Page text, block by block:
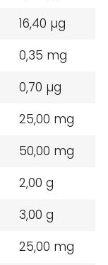
16,40 µg
0,35 mg
0,70 µg
25,00 mg
50,00 mg
2,00 g
3,00 g
25,00 mg